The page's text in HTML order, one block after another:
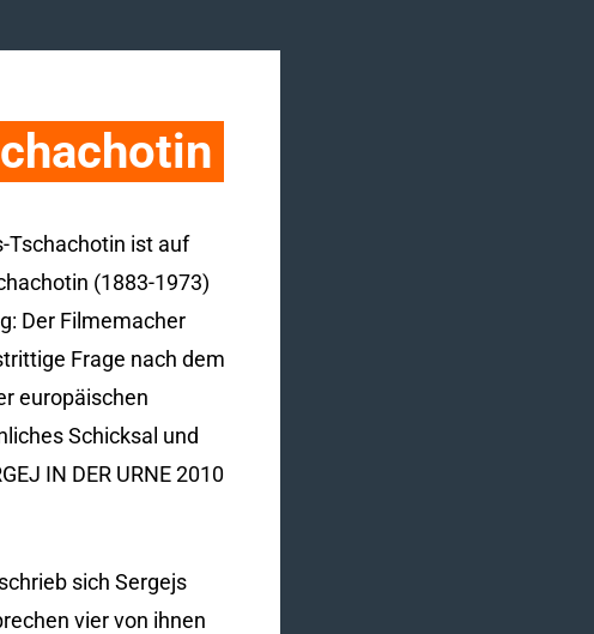
Tschachotin ist auf
(1883-1973)
Der Filmemacher
Frage nach dem
europäischen
Schicksal und
IN DER URNE 2010
sich Sergejs
vier von ihnen